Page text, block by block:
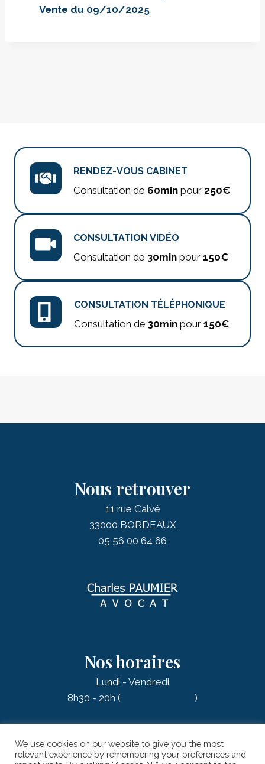
Vente du 09/10/2025
RENDEZ-VOUS CABINET
Consultation de 60min pour 250€
CONSULTATION VIDÉO
Consultation de 30min pour 150€
CONSULTATION TÉLÉPHONIQUE
Consultation de 30min pour 150€
Nous retrouver
11 rue Calvé
33000 BORDEAUX
05 56 00 64 66
Nos horaires
Lundi - Vendredi
8h30 - 20h (
)
We use cookies on our website to give you the most
relevant experience by remembering your preferences and